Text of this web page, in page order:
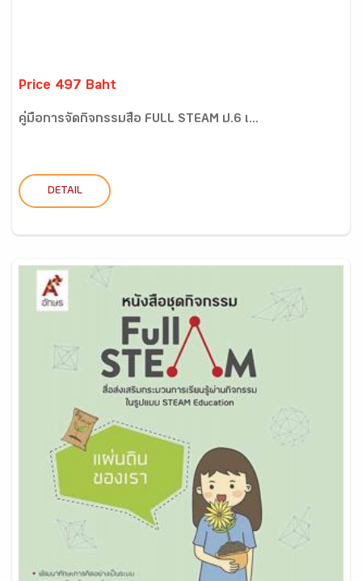
Price 497 Baht
คู่มือการจัดกิจกรรมสื่อ FULL STEAM ป.6 เ...
DETAIL